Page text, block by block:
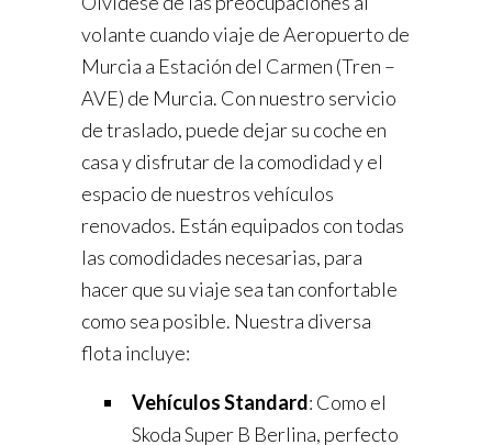
volante cuando viaje de Aeropuerto de
Murcia a Estación del Carmen (Tren –
AVE) de Murcia. Con nuestro servicio
de traslado, puede dejar su coche en
casa y disfrutar de la comodidad y el
espacio de nuestros vehículos
renovados. Están equipados con todas
las comodidades necesarias, para
hacer que su viaje sea tan confortable
como sea posible. Nuestra diversa
flota incluye:
Vehículos Standard: Como el
Skoda Super B Berlina, perfecto